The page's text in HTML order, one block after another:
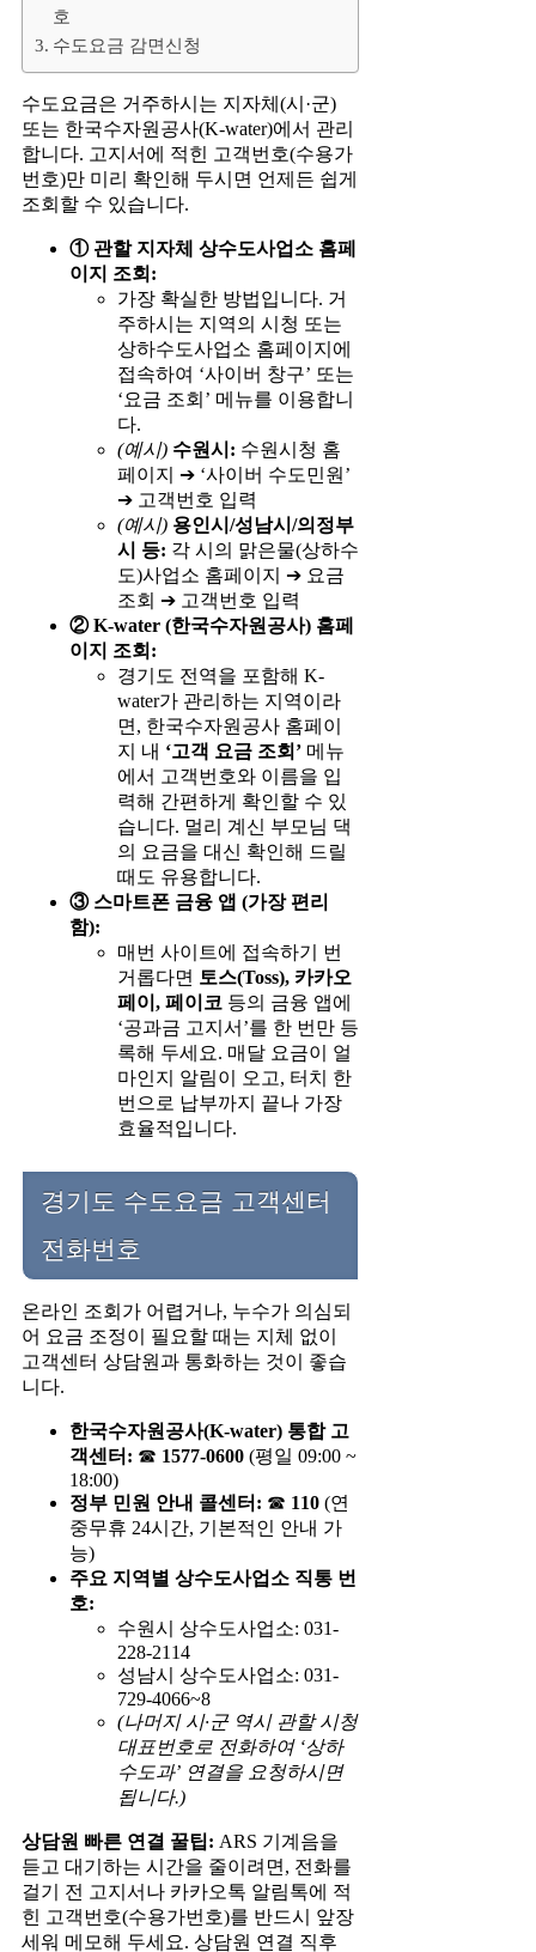
호
수도요금 감면신청
수도요금은 거주하시는 지자체(시·군)
또는 한국수자원공사(K-water)에서 관리
합니다. 고지서에 적힌 고객번호(수용가
번호)만 미리 확인해 두시면 언제든 쉽게
조회할 수 있습니다.
① 관할 지자체 상수도사업소 홈페
이지 조회:
가장 확실한 방법입니다. 거
주하시는 지역의 시청 또는
상하수도사업소 홈페이지에
접속하여 ‘사이버 창구’ 또는
‘요금 조회’ 메뉴를 이용합니
다.
(예시) 수원시: 수원시청 홈
페이지 ➔ ‘사이버 수도민원’
➔ 고객번호 입력
(예시) 용인시/성남시/의정부
시 등: 각 시의 맑은물(상하수
도)사업소 홈페이지 ➔ 요금
조회 ➔ 고객번호 입력
② K-water (한국수자원공사) 홈페
이지 조회:
경기도 전역을 포함해 K-
water가 관리하는 지역이라
면, 한국수자원공사 홈페이
지 내 ‘고객 요금 조회’ 메뉴
에서 고객번호와 이름을 입
력해 간편하게 확인할 수 있
습니다. 멀리 계신 부모님 댁
의 요금을 대신 확인해 드릴
때도 유용합니다.
③ 스마트폰 금융 앱 (가장 편리
함):
매번 사이트에 접속하기 번
거롭다면 토스(Toss), 카카오
페이, 페이코 등의 금융 앱에
‘공과금 고지서’를 한 번만 등
록해 두세요. 매달 요금이 얼
마인지 알림이 오고, 터치 한
번으로 납부까지 끝나 가장
효율적입니다.
경기도 수도요금 고객센터
전화번호
온라인 조회가 어렵거나, 누수가 의심되
어 요금 조정이 필요할 때는 지체 없이
고객센터 상담원과 통화하는 것이 좋습
니다.
한국수자원공사(K-water) 통합 고
객센터: ☎ 1577-0600 (평일 09:00 ~
18:00)
정부 민원 안내 콜센터: ☎ 110 (연
중무휴 24시간, 기본적인 안내 가
능)
주요 지역별 상수도사업소 직통 번
호:
수원시 상수도사업소: 031-
228-2114
성남시 상수도사업소: 031-
729-4066~8
(나머지 시·군 역시 관할 시청
대표번호로 전화하여 ‘상하
수도과’ 연결을 요청하시면
됩니다.)
상담원 빠른 연결 꿀팁: ARS 기계음을
듣고 대기하는 시간을 줄이려면, 전화를
걸기 전 고지서나 카카오톡 알림톡에 적
힌 고객번호(수용가번호)를 반드시 앞장
세워 메모해 두세요. 상담원 연결 직후